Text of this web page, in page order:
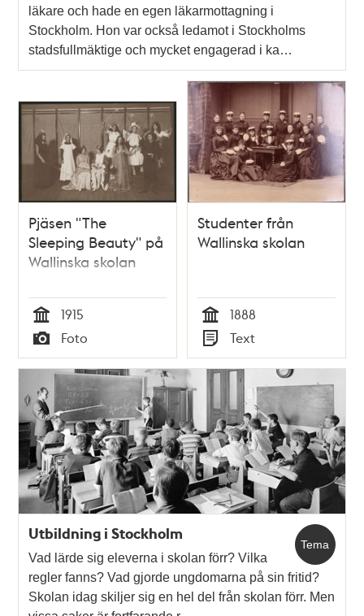
läkare och hade en egen läkarmottagning i
Stockholm. Hon var också ledamot i Stockholms
stadsfullmäktige och mycket engagerad i ka…
Pjäsen "The
Sleeping Beauty" på
Wallinska skolan
Tid
1915
Typ
Foto
Studenter från
Wallinska skolan
Tid
1888
Typ
Text
Tema
Utbildning i Stockholm
Vad lärde sig eleverna i skolan förr? Vilka
regler fanns? Vad gjorde ungdomarna på sin fritid?
Skolan idag skiljer sig en hel del från skolan förr. Men